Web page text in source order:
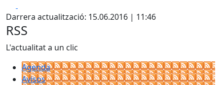
Darrera actualització: 15.06.2016 | 11:46
RSS
L'actualitat a un clic
Agenda
Avisos